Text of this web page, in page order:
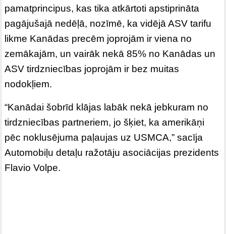
pamatprincipus, kas tika atkārtoti apstiprināta
pagājušajā nedēļā, nozīmē, ka vidējā ASV tarifu
likme Kanādas precēm joprojām ir viena no
zemākajām, un vairāk nekā 85% no Kanādas un
ASV tirdzniecības joprojām ir bez muitas
nodokļiem.
“Kanādai šobrīd klājas labāk nekā jebkuram no
tirdzniecības partneriem, jo šķiet, ka amerikāņi
pēc noklusējuma paļaujas uz USMCA,” sacīja
Automobiļu detaļu ražotāju asociācijas prezidents
Flavio Volpe.